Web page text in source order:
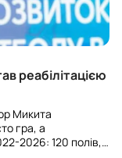
реабілітацією
Микита
гра, а
2026: 120 полів,